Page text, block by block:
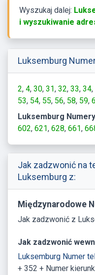
Wyszukaj dalej:
i wyszukiwanie
Luksemburg
2 4 30 31 32 33 34
53 54 55 56 58 59
71 72 73 74 75 76
87
88 89 90 91 92
Luksemburg
602 621 628 661
Jak zadzwonić na
Luksemburg z:
Międzynarodowe
Jak zadzwonić z
Jak zadzwonić
Luksemburg Numer
+ 352 + Numer